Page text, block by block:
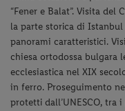
“Fener e Balat”. Visita del
la parte storica di
panorami caratteristici.
chiesa ortodossa bulgara
ecclesiastica nel XIX
in ferro. Proseguimento
protetti dall’UNESCO, tra